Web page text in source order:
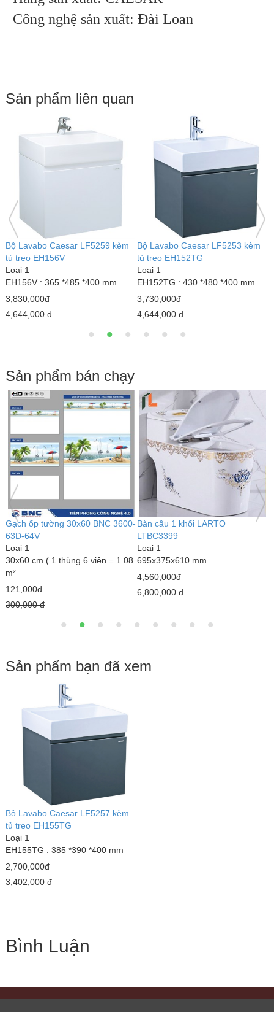
Công nghệ sản xuất: Đài Loan
Sản phẩm liên quan
Bộ Lavabo Caesar LF5253 kèm
tủ treo EH152WG
Loại 1
EH152WG : 430 *480 *400 mm
3,730,000đ
4,644,000 đ
Bộ Lavabo Caesar LF5255 kèm
tủ treo EH154TG
Loại 1
EH154TG : 440 *435 *400 mm
3,310,000đ
4,163,000 đ
Sản phẩm bán chạy
Bàn cầu 1 khối kim cương
LARTO LTBC3339
Loại 1
690 x 375 x 820 mm
3,000,000đ
4,300,000 đ
Bàn cầu 1 khối LARTO
LTBC3389
Loại 1
770 x 500 x 680 mm
5,020,000đ
7,890,000 đ
Sản phẩm bạn đã xem
Bộ Lavabo Caesar LF5257 kèm
tủ treo EH155TG
Loại 1
EH155TG : 385 *390 *400 mm
2,700,000đ
3,402,000 đ
Bình Luận